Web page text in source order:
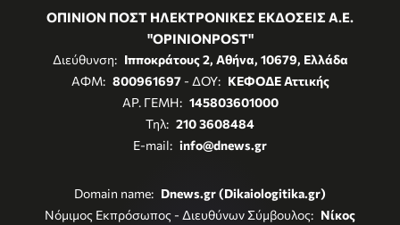
ΟΠΙΝΙΟΝ ΠΟΣΤ ΗΛΕΚΤΡΟΝΙΚΕΣ ΕΚΔΟΣΕΙΣ Α.Ε.
"OPINIONPOST"
Διεύθυνση: Ιπποκράτους 2, Αθήνα, 10679, Ελλάδα
ΑΦΜ: 800961697- ΔΟΥ: ΚΕΦΟΔΕ Αττικής
ΑΡ. ΓΕΜΗ: 145803601000
Τηλ: 210 3608484
E-mail: info@dnews.gr
Domain name: Dnews.gr (Dikaiologitika.gr)
Νόμιμος Εκπρόσωπος - Διευθύνων Σύμβουλος: Νίκος